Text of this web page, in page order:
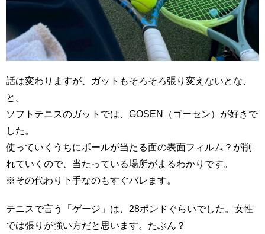
話は変わりますが、ガットもそろそろ張り変えないとな、
と。
ソフトテニスのガットでは、GOSEN（ゴーセン）が好きで
した。
使っていくうちにボールが当たる面の表面フィルム？が削
れていくので、当たっている場所がまるわかりです。
※その代わり下手なのもすぐバレます。
テニスで言う「ゲージ」は、28ポンドぐらいでした。女性
では張りが強い方だと思います。たぶん？